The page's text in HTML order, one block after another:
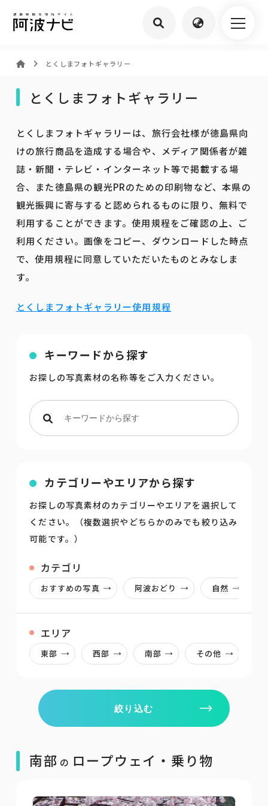
とくしまフォトギャラリー
とくしまフォトギャラリー
とくしまフォトギャラリーは、旅行会社様が徳島県向
けの旅行商品を造成する場合や、メディア関係者が雑
誌・新聞・テレビ・インターネット等で掲載する場
合、また徳島県の観光PRのための印刷物など、本県の
観光振興に寄与すると認められるものに限り、無料で
利用することができます。使用規程をご確認の上、ご
利用ください。画像をコピー、ダウンロードした時点
で、使用規程に同意していただいたものとみなしま
す。
とくしまフォトギャラリー使用規程
キーワードから探す
お探しの写真素材の名称等をご入力ください。
カテゴリーやエリアから探す
お探しの写真素材のカテゴリーやエリアを選択して
ください。（複数選択やどちらかのみでも絞り込み
可能です。）
カテゴリ
おすすめの写真 阿波おどり 自然
エリア
東部 西部 南部 その他
絞り込む
南部 の ロープウェイ・乗り物